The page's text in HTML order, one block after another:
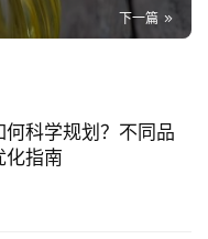
下一篇
何科学规划？不同品
化指南